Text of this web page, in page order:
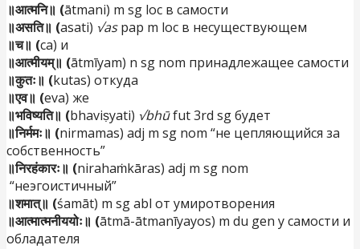
॥आत्मनि॥ (ātmani) m sg loc в самости
॥असति॥ (asati) √aspap m loc в несуществующем
॥च॥ (ca) и
॥आत्मीयम्॥ (ātmīyam) n sg nom принадлежащее самости
॥कुतः॥ (kutas) откуда
॥एव॥ (eva) же
॥भविष्यति॥ (bhaviṣyati) √bhūfut 3rd sg будет
॥निर्ममः॥ (nirmamas) adj m sg nom “не цепляющийся за
собственность”
॥निरहंकारः॥ (nirahaṁkāras) adj m sg nom
“неэгоистичный”
॥शमात्॥ (śamāt) m sg abl от умиротворения
॥आत्मात्मनीययोः॥ (ātmā-ātmanīyayos) m du gen у самости и
обладателя